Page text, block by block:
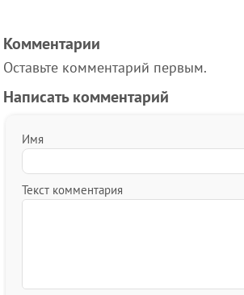
Комментарии
Оставьте комментарий первым.
Написать комментарий
Имя
Текст комментария